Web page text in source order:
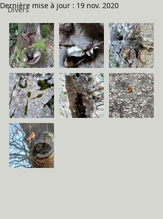
Divers
Dernière mise à jour : 19 nov. 2020